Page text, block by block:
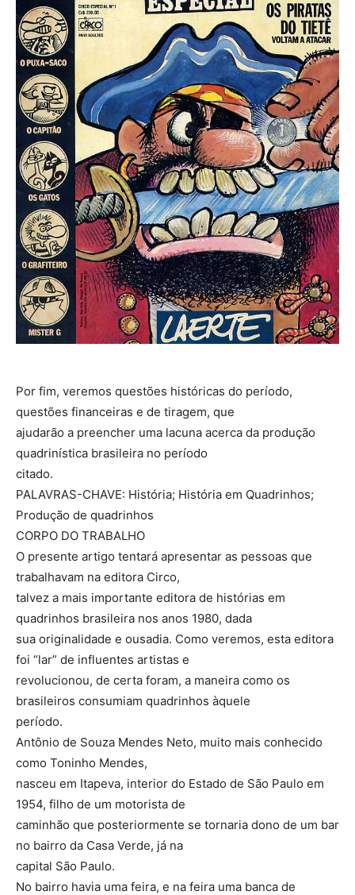
Por fim, veremos questões históricas do período,
questões financeiras e de tiragem, que
ajudarão a preencher uma lacuna acerca da produção
quadrinística brasileira no período
citado.
PALAVRAS-CHAVE: História; História em Quadrinhos;
Produção de quadrinhos
CORPO DO TRABALHO
O presente artigo tentará apresentar as pessoas que
trabalhavam na editora Circo,
talvez a mais importante editora de histórias em
quadrinhos brasileira nos anos 1980, dada
sua originalidade e ousadia. Como veremos, esta editora
foi “lar” de influentes artistas e
revolucionou, de certa foram, a maneira como os
brasileiros consumiam quadrinhos àquele
período.
Antônio de Souza Mendes Neto, muito mais conhecido
como Toninho Mendes,
nasceu em Itapeva, interior do Estado de São Paulo em
1954, filho de um motorista de
caminhão que posteriormente se tornaria dono de um bar
no bairro da Casa Verde, já na
capital São Paulo.
No bairro havia uma feira, e na feira uma banca de